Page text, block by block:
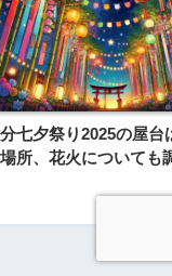
七夕祭り2025の屋台
所、花火についても